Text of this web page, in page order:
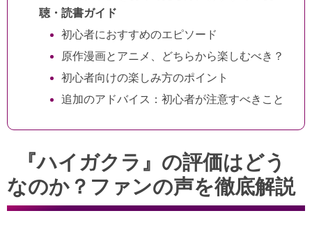
聴・読書ガイド
初心者におすすめのエピソード
原作漫画とアニメ、どちらから楽しむべき？
初心者向けの楽しみ方のポイント
追加のアドバイス：初心者が注意すべきこと
『ハイガクラ』の評価はどう
なのか？ファンの声を徹底解説